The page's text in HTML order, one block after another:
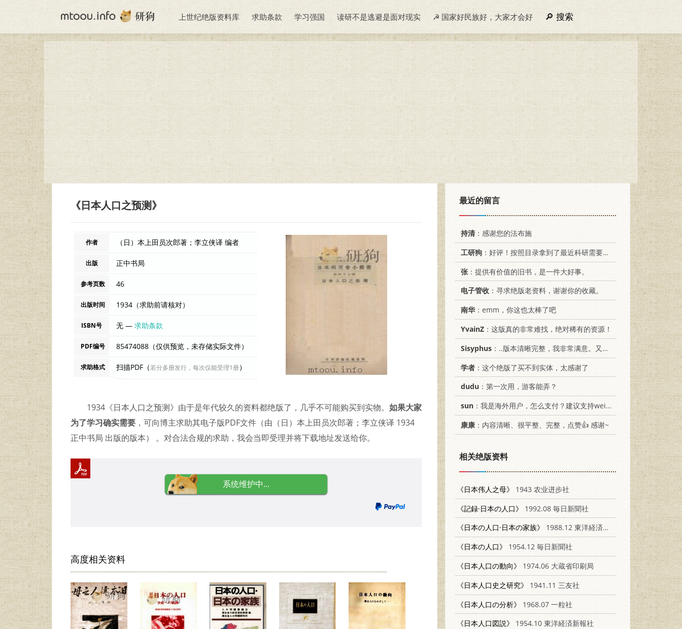
上世纪绝版资料库 求助条款 学习强国 读研不是逃避是面对现实 ☭ 国家好民族好，大家才会好 搜索
《日本人口之预测》
作者 （日）本上田员次郎著；李立侠译 编者
出版 正中书局
参考页数 46
出版时间 1934（求助前请核对）
ISBN号 无 —求助条款
PDF编号 85474088（仅供预览，未存储实际文件）
求助格式 扫描PDF（若分多册发行，每次仅能受理1册）
1934《日本人口之预测》由于是年代较久的资料都绝版了，几乎不可能购买到实物。 如果大家
为了学习确实需要 ，可向博主求助其电子版PDF文件（由（日）本上田员次郎著；李立侠译 1934
正中书局 出版的版本） 。对合法合规的求助，我会当即受理并将下载地址发送给你。
系统维护中...
高度相关资料
最近的留言
持清：感谢您的法布施
工研狗 ：好评！按照目录拿到了最近科研需要的材料！
张 ：提供有价值的旧书，是一件大好事。
电子管收 ：寻求绝版老资料，谢谢你的收藏。
南华：emm，你这也太棒了吧
YvainZ ：这版真的非常难找，绝对稀有的资源！
Sisyphus ：..版本清晰完整，我非常满意。又及，这本《话语的真相》...
学者 ：这个绝版了买不到实体，太感谢了
dudu ：第一次用，游客能弄？
sun ：我是海外用户，怎么支付？建议支持weixin支付
康康 ：内容清晰、很平整、完整，点赞👍 感谢~
相关绝版资料
《日本伟人之母》
1943 农业进步社
《記録·日本の人口》
1992.08 毎日新聞社
《日本の人口·日本の家族》
1988.12 東洋経済新報社
《日本の人口》
1954.12 毎日新聞社
《日本人口の動向》
1974.06 大蔵省印刷局
《日本人口史之研究》
1941.11 三友社
《日本人口の分析》
1968.07 一粒社
《日本人口図説》
1954.10 東洋経済新報社